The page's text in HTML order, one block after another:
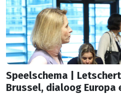
Speelschema |
Brussel, dialoog Europa